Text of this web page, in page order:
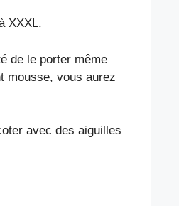
XXXL.
de le porter même
mousse, vous aurez
avec des aiguilles